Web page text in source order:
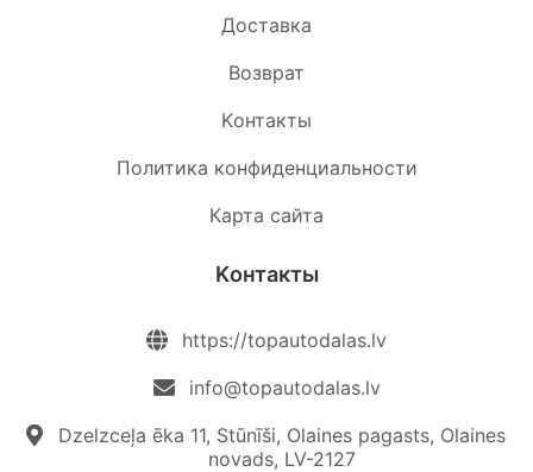
Доставка
Возврат
Kонтакты
Политика конфиденциальности
Карта сайта
Kонтакты
https://topautodalas.lv
info@topautodalas.lv
Dzelzceļa ēka 11, Stūnīši, Olaines pagasts, Olaines
novads, LV-2127